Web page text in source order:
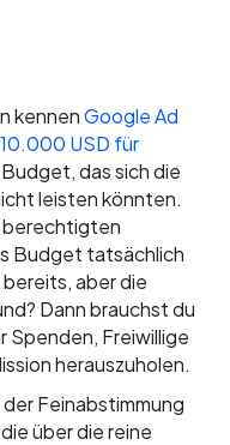
kennenGoogle Ad
USD für
das sich die
leisten könnten.
berechtigten
Budget tatsächlich
aber die
Dann brauchst du
Spenden, Freiwillige
herauszuholen.
Feinabstimmung
über die reine